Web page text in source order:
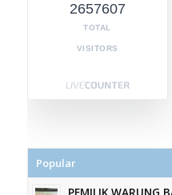
2657607
TOTAL
VISITORS
Popular